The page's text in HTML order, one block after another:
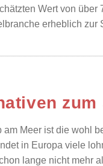
Wert von
erheblich zur
am Meer ist die wohl
in Europa viele
lange nicht mehr